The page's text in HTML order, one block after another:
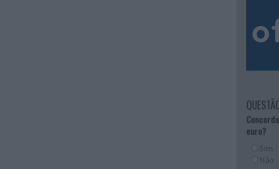
euro?
Sim
Não